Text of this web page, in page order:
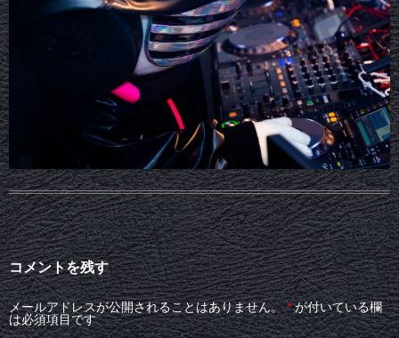
コメントを残す
メールアドレスが公開されることはありません。 *が付いている欄
は必須項目です